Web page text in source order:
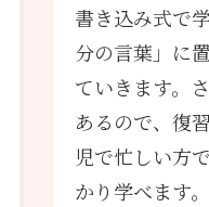
書き込み式で
分の言葉」に
ていきます。
あるので、復
児で忙しい方
かり学べます。